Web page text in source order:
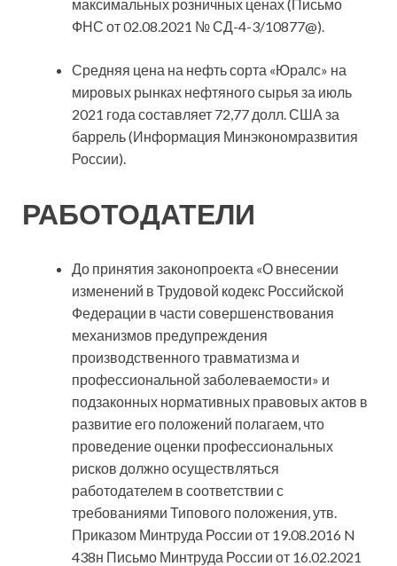
максимальных розничных ценах (Письмо
ФНС от 02.08.2021 № СД-4-3/10877@).
Средняя цена на нефть сорта «Юралс» на
мировых рынках нефтяного сырья за июль
2021 года составляет 72,77 долл. США за
баррель (Информация Минэкономразвития
России).
РАБОТОДАТЕЛИ
До принятия законопроекта «О внесении
изменений в Трудовой кодекс Российской
Федерации в части совершенствования
механизмов предупреждения
производственного травматизма и
профессиональной заболеваемости» и
подзаконных нормативных правовых актов в
развитие его положений полагаем, что
проведение оценки профессиональных
рисков должно осуществляться
работодателем в соответствии с
требованиями Типового положения, утв.
Приказом Минтруда России от 19.08.2016 N
438н Письмо Минтруда России от 16.02.2021